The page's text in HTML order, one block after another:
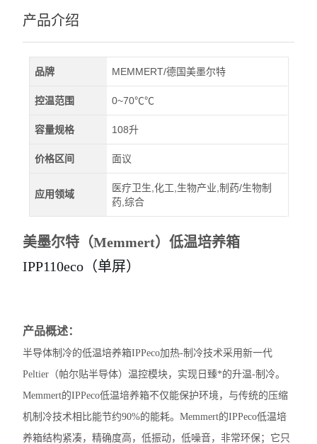
产品介绍
品牌 MEMMERT/德国美墨尔特
控温范围 0~70℃℃
容量规格 108升
价格区间 面议
应用领域
医疗卫生,化工,生物产业,制药/生物制
药,综合
美墨尔特（Memmert）低温培养箱
IPP110eco（单屏）
产品概述：
半导体制冷的低温培养箱IPPeco加热-制冷技术采用新一代
Peltier（帕尔贴半导体）温控模块，实现日臻*的升温-制冷。
Memmert的IPPeco低温培养箱不仅能保护环境，与传统的压缩
机制冷技术相比能节约90%的能耗。Memmert的IPPeco低温培
养箱结构紧凑，精确度高，低振动，低噪音，非常环保；它只